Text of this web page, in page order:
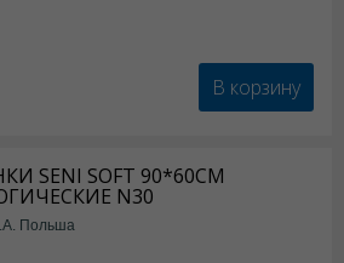
В корзину
SENI SOFT 90*60СМ
N30
Польша